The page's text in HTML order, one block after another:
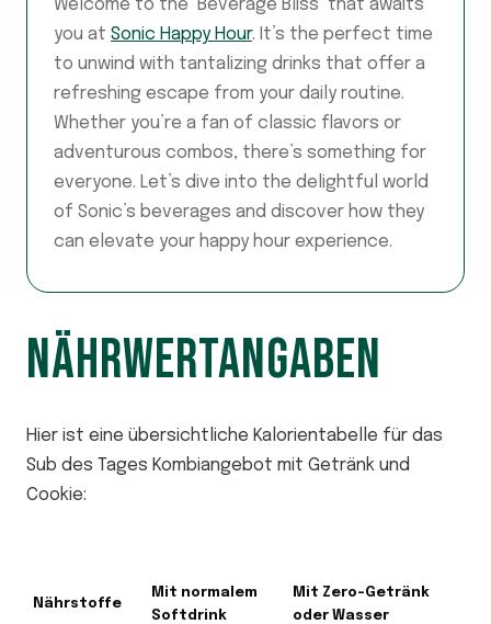
Welcome to the ‘Beverage Bliss’ that awaits
you at Sonic Happy Hour. It’s the perfect time
to unwind with tantalizing drinks that offer a
refreshing escape from your daily routine.
Whether you’re a fan of classic flavors or
adventurous combos, there’s something for
everyone. Let’s dive into the delightful world
of Sonic’s beverages and discover how they
can elevate your happy hour experience.
NÄHRWERTANGABEN
Hier ist eine übersichtliche Kalorientabelle für das
Sub des Tages Kombiangebot mit Getränk und
Cookie:
Nährstoffe
Mit normalem
Softdrink
Mit Zero-Getränk
oder Wasser